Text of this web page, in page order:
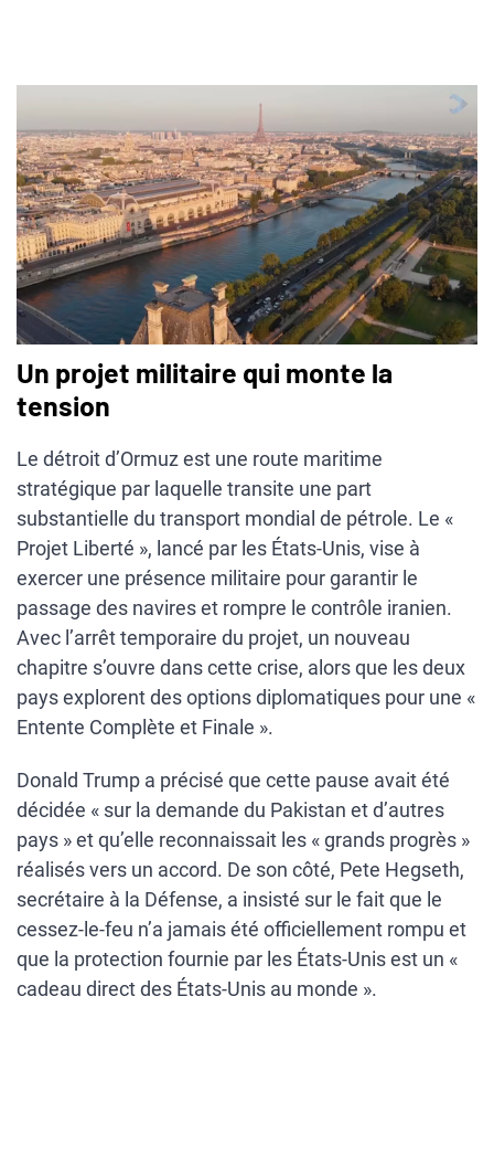
Un projet militaire qui monte la
tension
Le détroit d’Ormuz est une route maritime
stratégique par laquelle transite une part
substantielle du transport mondial de pétrole. Le «
Projet Liberté », lancé par les États-Unis, vise à
exercer une présence militaire pour garantir le
passage des navires et rompre le contrôle iranien.
Avec l’arrêt temporaire du projet, un nouveau
chapitre s’ouvre dans cette crise, alors que les deux
pays explorent des options diplomatiques pour une «
Entente Complète et Finale ».
Donald Trump a précisé que cette pause avait été
décidée « sur la demande du Pakistan et d’autres
pays » et qu’elle reconnaissait les « grands progrès »
réalisés vers un accord. De son côté, Pete Hegseth,
secrétaire à la Défense, a insisté sur le fait que le
cessez-le-feu n’a jamais été officiellement rompu et
que la protection fournie par les États-Unis est un «
cadeau direct des États-Unis au monde ».